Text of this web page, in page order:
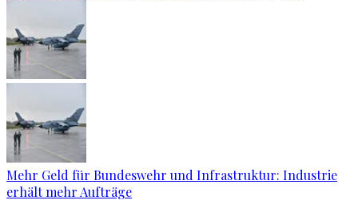
Mehr Geld für Bundeswehr und Infrastruktur: Industrie
erhält mehr Aufträge